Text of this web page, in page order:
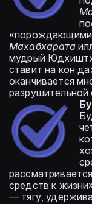
«порождающими
Махабхарата
мудрый
ставит на кон
оканчивается
разрушительной
средств к
— тягу,